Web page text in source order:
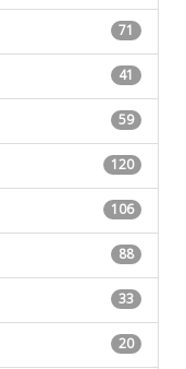
71
41
59
120
106
88
33
20